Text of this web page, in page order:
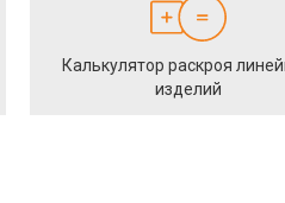
Калькулятор раскроя
изделий